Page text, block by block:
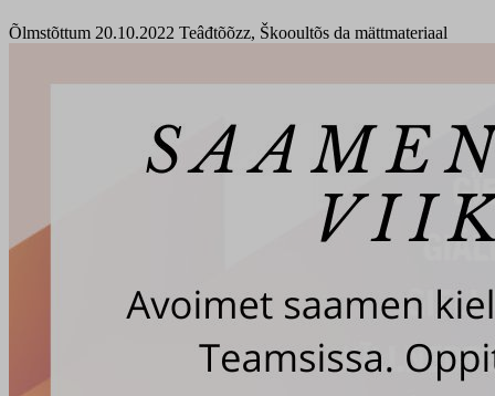
Õlmstõttum 20.10.2022 Teâđtõõzz, Škooultõs da mättmateriaal